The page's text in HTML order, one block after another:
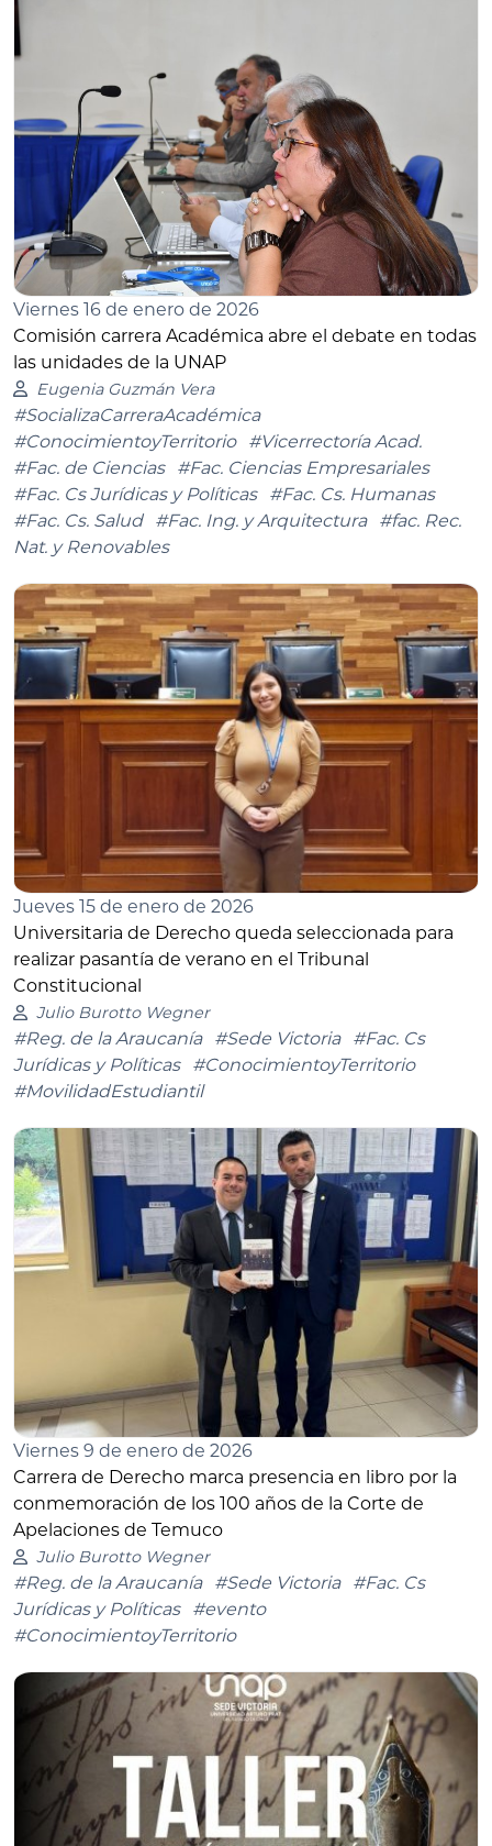
Viernes 16 de enero de 2026
Comisión carrera Académica abre el debate en todas
las unidades de la UNAP
Eugenia Guzmán Vera
#SocializaCarreraAcadémica
#ConocimientoyTerritorio
#Vicerrectoría Acad.
#Fac. de Ciencias
#Fac. Ciencias Empresariales
#Fac. Cs Jurídicas y Políticas
#Fac. Cs. Humanas
#Fac. Cs. Salud
#Fac. Ing. y Arquitectura
#fac. Rec.
Nat. y Renovables
Jueves 15 de enero de 2026
Universitaria de Derecho queda seleccionada para
realizar pasantía de verano en el Tribunal
Constitucional
Julio Burotto Wegner
#Reg. de la Araucanía #Sede Victoria
#Fac. Cs
Jurídicas y Políticas
#ConocimientoyTerritorio
#MovilidadEstudiantil
Viernes 9 de enero de 2026
Carrera de Derecho marca presencia en libro por la
conmemoración de los 100 años de la Corte de
Apelaciones de Temuco
Julio Burotto Wegner
#Reg. de la Araucanía #Sede Victoria
#Fac. Cs
Jurídicas y Políticas
#evento
#ConocimientoyTerritorio